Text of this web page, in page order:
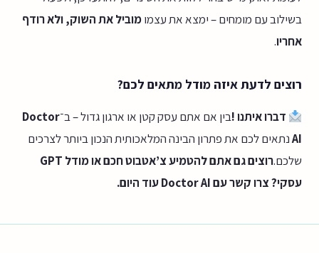
בשילוב עם מומחים – ימצא את עצמומוביל את השוק, ולא רודף
אחריו.
רוצים לדעת איזה מודל מתאים לכם?
דברו איתנו !בין אם אתם עסק קטן או ארגון גדול – ב־Doctor
AIנתאים לכם את פתרון הבינה המלאכותית הנכון ביותר לצרכים
שלכם.
רוצים גם אתם להטמיע צ’אטבוט חכם או מודל GPT
עסקי? צרו קשר עם Doctor AI עוד היום.